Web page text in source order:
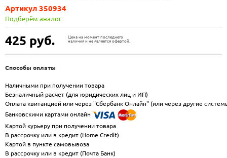
425 руб.
Цена на момент последнего
наличия и не является офертой.
Артикул 350934
Подберём аналог
Способы оплаты
Наличными при получении товара
Безналичный расчет (для юридических лиц и ИП)
Оплата квитанцией или через "Сбербанк Онлайн" (или через другие
Банковскими картами онлайн
Картой курьеру при получении товара
В рассрочку или в кредит (Home Credit)
Картой в пункте самовывоза
В рассрочку или в кредит (Почта Банк)